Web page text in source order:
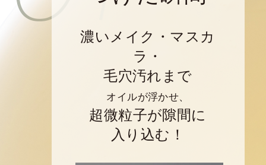
濃いメイク・マスカ
ラ・
毛穴汚れまで
オイルが浮かせ、
超微粒子が隙間に
入り込む！